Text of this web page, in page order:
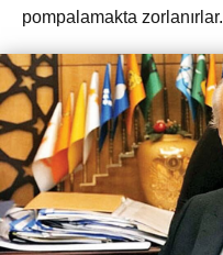
pompalamakta zorlanırlar.